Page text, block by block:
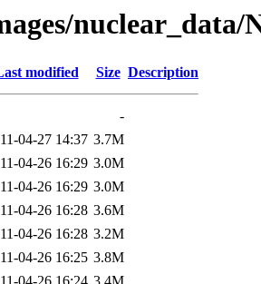
nuclear_data/
modified Size Description
-
04-27 14:37 3.7M
04-26 16:29 3.0M
04-26 16:29 3.0M
04-26 16:28 3.6M
04-26 16:28 3.2M
04-26 16:25 3.8M